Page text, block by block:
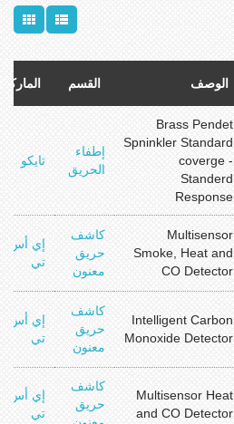
الوصف القسم الماركة
Brass Pendet
Spninkler Standard
coverge -
Standerd
Response
إطفاء
الحريق
تايكو
Multisensor
Smoke, Heat and
CO Detector
كاشف
حريق
معنون
إي أس
تي
Intelligent Carbon
Monoxide Detector
كاشف
حريق
معنون
إي أس
تي
Multisensor Heat
and CO Detector
كاشف
حريق
إي أس
تي